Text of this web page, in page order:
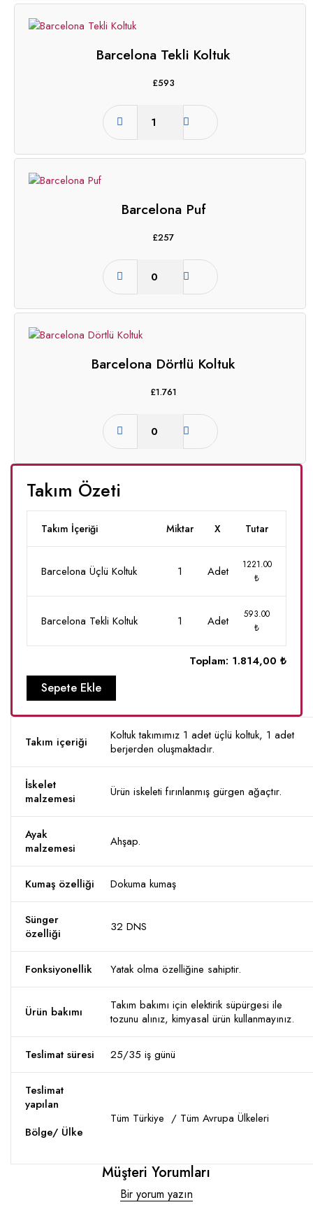
Barcelona Tekli Koltuk
£593
Barcelona Puf
£257
Barcelona Dörtlü Koltuk
£1.761
Takım Özeti
Takım İçeriği Miktar X Tutar
Barcelona Üçlü Koltuk 1 Adet
1221.00
₺
Barcelona Tekli Koltuk 1 Adet
593.00
₺
Toplam: 1.814,00 ₺
Sepete Ekle
Takım içeriği
Koltuk takımımız 1 adet üçlü koltuk, 1 adet
berjerden oluşmaktadır.
İskelet
malzemesi
Ürün iskeleti fırınlanmış gürgen ağaçtır.
Ayak
malzemesi
Ahşap.
Kumaş özelliği Dokuma kumaş
Sünger
özelliği
32 DNS
Fonksiyonellik Yatak olma özelliğine sahiptir.
Ürün bakımı
Takım bakımı için elektirik süpürgesi ile
tozunu alınız, kimyasal ürün kullanmayınız.
Teslimat süresi 25/35 iş günü
Teslimat
yapılan
Bölge/ Ülke
Tüm Türkiye / Tüm Avrupa Ülkeleri
Müşteri Yorumları
Bir yorum yazın